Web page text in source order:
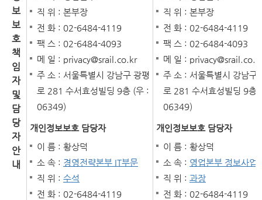
보
보
호
책
임
자
및
담
당
자
안
내
직 위 : 본부장
전 화 : 02-6484-4119
팩 스 : 02-6484-4093
메 일 : privacy@srail.co.kr
주 소 : 서울특별시 강남구 광평
로 281 수서효성빌딩 9층 (우 :
06349)
개인정보보호 담당자
이 름 : 황상덕
소 속 : 경영전략본부 IT부문
직 위 : 수석
전 화 : 02-6484-4119
직 위 : 본부장
전 화 : 02-6484-4119
팩 스 : 02-6484-4093
메 일 :
주 소 : 서울특별시 강남구
로 281 수서효성빌딩 9층
06349)
개인정보보호 담당자
이 름 : 황상덕
소 속 : 영업본부 정보사업
직 위 : 과장
전 화 : 02-6484-4119